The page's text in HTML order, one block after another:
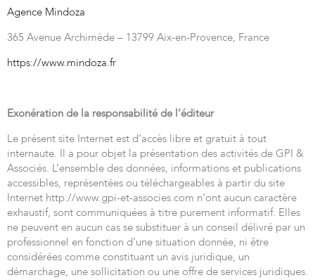
Agence Mindoza
365 Avenue Archimède – 13799 Aix-en-Provence, France
https://www.mindoza.fr
Exonération de la responsabilité de l’éditeur
Le présent site Internet est d’accès libre et gratuit à tout
internaute. Il a pour objet la présentation des activités de GPI &
Associés. L’ensemble des données, informations et publications
accessibles, représentées ou téléchargeables à partir du site
Internet http://www.gpi-et-associes.com n’ont aucun caractère
exhaustif, sont communiquées à titre purement informatif. Elles
ne peuvent en aucun cas se substituer à un conseil délivré par un
professionnel en fonction d’une situation donnée, ni être
considérées comme constituant un avis juridique, un
démarchage, une sollicitation ou une offre de services juridiques.